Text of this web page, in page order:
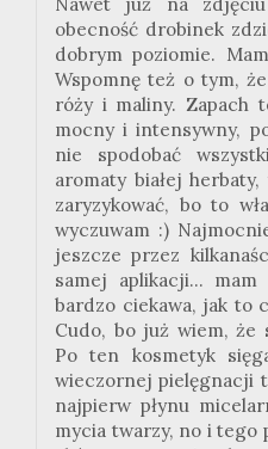
obecność drobinek
dobrym poziomie.
Wspomnę też o tym,
róży i maliny. Zapach
mocny i intensywny,
nie spodobać
aromaty białej
zaryzykować, bo to
wyczuwam :)
jeszcze przez
samej aplikacji...
bardzo ciekawa, jak to
Cudo, bo już wiem, że
Po ten kosmetyk
wieczornej pielęgnacji
najpierw płynu
mycia twarzy, no i tego